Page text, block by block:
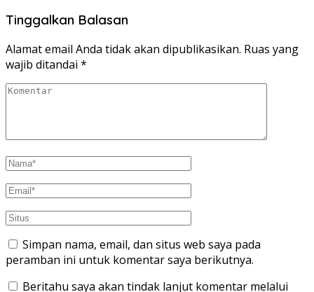
Tinggalkan Balasan
Alamat email Anda tidak akan dipublikasikan. Ruas yang
wajib ditandai *
Simpan nama, email, dan situs web saya pada
peramban ini untuk komentar saya berikutnya.
Beritahu saya akan tindak lanjut komentar melalui